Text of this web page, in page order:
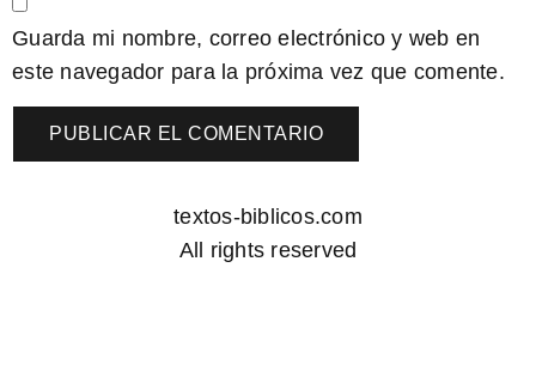
Guarda mi nombre, correo electrónico y web en
este navegador para la próxima vez que comente.
textos-biblicos.com
All rights reserved